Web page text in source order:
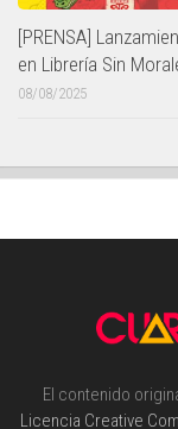
[PRENSA]
en Librería Sin
08/08/2025
El contenido
Licencia Creative